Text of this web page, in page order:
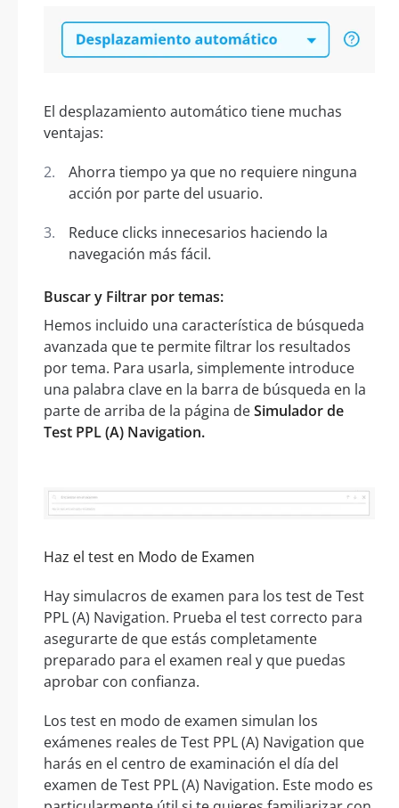
El desplazamiento automático tiene muchas
ventajas:
Ahorra tiempo ya que no requiere ninguna
acción por parte del usuario.
Reduce clicks innecesarios haciendo la
navegación más fácil.
Buscar y Filtrar por temas:
Hemos incluido una característica de búsqueda
avanzada que te permite filtrar los resultados
por tema. Para usarla, simplemente introduce
una palabra clave en la barra de búsqueda en la
parte de arriba de la página deSimulador de
Test PPL (A) Navigation.
Haz el test en Modo de Examen
Hay simulacros de examen para los test de Test
PPL (A) Navigation. Prueba el test correcto para
asegurarte de que estás completamente
preparado para el examen real y que puedas
aprobar con confianza.
Los test en modo de examen simulan los
exámenes reales de Test PPL (A) Navigation que
harás en el centro de examinación el día del
examen de Test PPL (A) Navigation. Este modo es